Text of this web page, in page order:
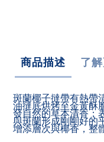
商品描述 了
斑蘭椰子撻帶有熱帶
油撻底烘烤至金黃酥
發自然的草本清香；
與斑蘭形成剛剛好的
增添層次與椰香，整